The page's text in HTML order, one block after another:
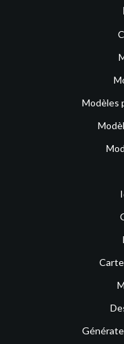
Modèles